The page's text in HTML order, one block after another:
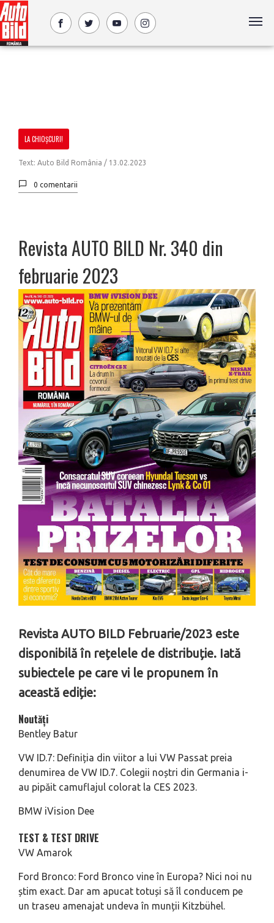
LA CHIOȘCURI!
Text: Auto Bild România / 13.02.2023
0 comentarii
Revista AUTO BILD Nr. 340 din
februarie 2023
Revista AUTO BILD Februarie/2023 este
disponibilă în rețelele de distribuție. Iată
subiectele pe care vi le propunem în
această ediție:
Noutăți
Bentley Batur
VW ID.7: Definiția din viitor a lui VW Passat preia
denumirea de VW ID.7. Colegii noștri din Germania i-
au pipăit camuflajul colorat la CES 2023.
BMW iVision Dee
TEST & TEST DRIVE
VW Amarok
Ford Bronco: Ford Bronco vine în Europa? Nici noi nu
știm exact. Dar am apucat totuși să îl conducem pe
un traseu amenajat undeva în munții Kitzbühel.